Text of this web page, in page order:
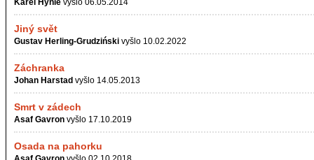
Karel Hynie vyšlo 06.05.2014
Jiný svět
Gustav Herling-Grudziński vyšlo 10.02.2022
Záchranka
Johan Harstad vyšlo 14.05.2013
Smrt v zádech
Asaf Gavron vyšlo 17.10.2019
Osada na pahorku